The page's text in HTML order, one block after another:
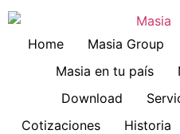
Home Masia Group
Masia en tu país
Download
Cotizaciones
Historia